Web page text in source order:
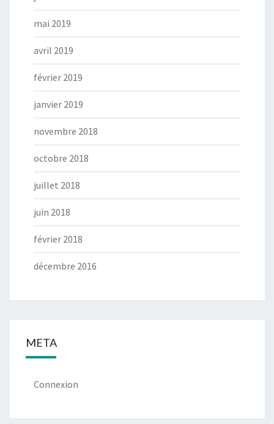
mai 2019
avril 2019
février 2019
janvier 2019
novembre 2018
octobre 2018
juillet 2018
juin 2018
février 2018
décembre 2016
META
Connexion